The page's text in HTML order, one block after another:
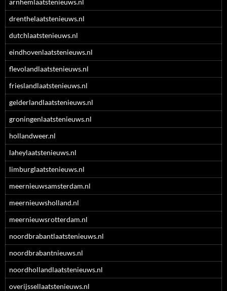
arnhemlaatstenieuws.nl
drenthelaatstenieuws.nl
dutchlaatstenieuws.nl
eindhovenlaatstenieuws.nl
flevolandlaatstenieuws.nl
frieslandlaatstenieuws.nl
gelderlandlaatstenieuws.nl
groningenlaatstenieuws.nl
hollandweer.nl
laheylaatstenieuws.nl
limburglaatstenieuws.nl
meernieuwsamsterdam.nl
meernieuwsholland.nl
meernieuwsrotterdam.nl
noordbrabantlaatstenieuws.nl
noordbrabantnieuws.nl
noordhollandlaatstenieuws.nl
overijssellaatstenieuws.nl